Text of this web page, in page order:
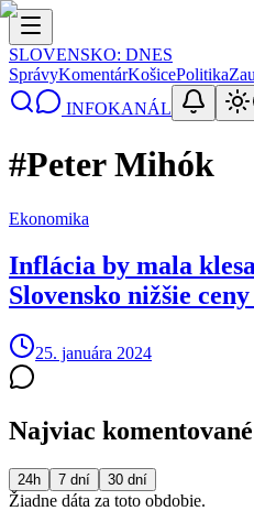
SLOVENSKO: DNES
SprávyKomentárKošicePolitika
INFOKANÁL
#Peter Mihók
Ekonomika
Inflácia by mala
Slovensko nižšie
25. januára 2024
Najviac komentované
24h 7 dní 30 dní
Žiadne dáta za toto obdobie.